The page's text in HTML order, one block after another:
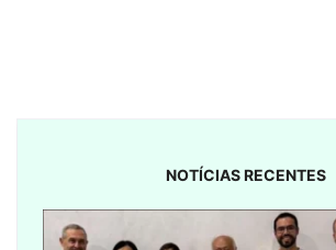
NOTÍCIAS RECENTES